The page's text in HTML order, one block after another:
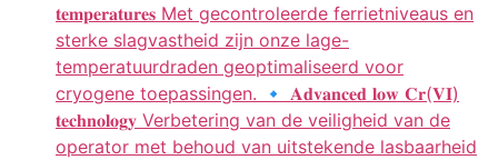
𝐭𝐞𝐦𝐩𝐞𝐫𝐚𝐭𝐮𝐫𝐞𝐬 Met gecontroleerde ferrietniveaus en
sterke slagvastheid zijn onze lage-
temperatuurdraden geoptimaliseerd voor
cryogene toepassingen. 🔹 𝐀𝐝𝐯𝐚𝐧𝐜𝐞𝐝 𝐥𝐨𝐰 𝐂𝐫(𝐕𝐈)
𝐭𝐞𝐜𝐡𝐧𝐨𝐥𝐨𝐠𝐲 Verbetering van de veiligheid van de
operator met behoud van uitstekende lasbaarheid